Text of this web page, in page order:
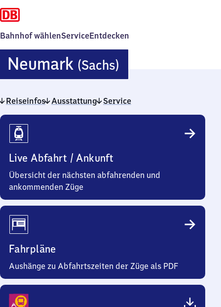
Bahnhof wählenServiceEntdecken
Neumark (Sachs)
(Sachsen)
Reiseinfos Ausstattung Service
Reiseinfos
Live Abfahrt / Ankunft
Übersicht der nächsten abfahrenden und
ankommenden Züge
Fahrpläne
Aushänge zu Abfahrtszeiten der Züge als PDF